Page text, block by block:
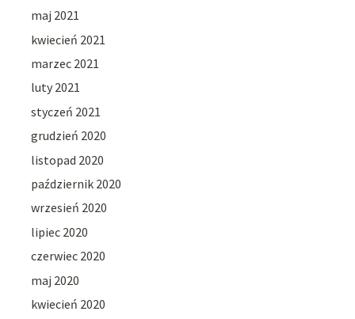
maj 2021
kwiecień 2021
marzec 2021
luty 2021
styczeń 2021
grudzień 2020
listopad 2020
październik 2020
wrzesień 2020
lipiec 2020
czerwiec 2020
maj 2020
kwiecień 2020